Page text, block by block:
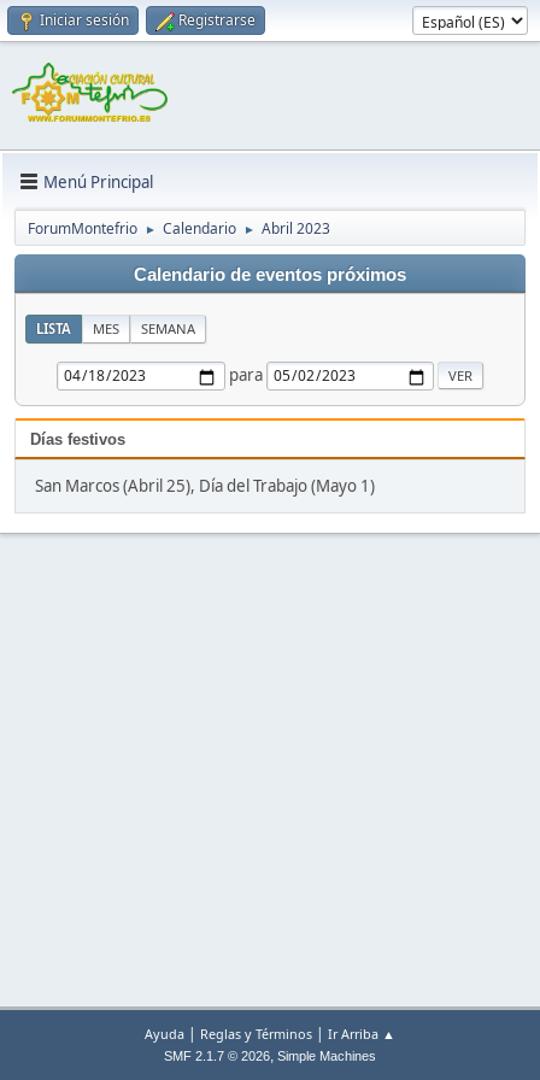
Iniciar sesión Registrarse
Menú Principal
ForumMontefrio ► Calendario ► Abril 2023
Calendario de eventos próximos
LISTA MES SEMANA
para
Días festivos
San Marcos (Abril 25), Día del Trabajo (Mayo 1)
Ayuda | Reglas y Términos | Ir Arriba ▲
SMF 2.1.7 © 2026, Simple Machines